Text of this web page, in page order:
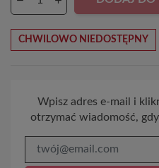
CHWILOWO NIEDOSTĘPNY
Wpisz adres e-mail i
otrzymać wiadomość,